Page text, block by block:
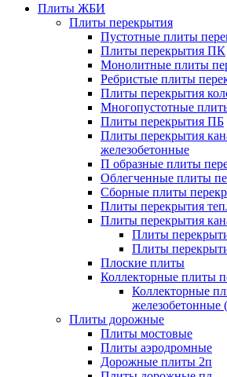
Плиты ЖБИ
Плиты перекрытия
Пустотные плиты
Плиты перекрытия ПК
Монолитные плиты
Ребристые плиты
Плиты перекрытия
Многопустотные
Плиты перекрытия ПБ
Плиты перекрытия
железобетонные
П образные плиты
Облегченные плиты
Сборные плиты
Плиты перекрытия
Плиты перекрытия
Плиты
Плиты
Плоские плиты
Коллекторные плиты
Коллекторные
железобетонные
Плиты дорожные
Плиты мостовые
Плиты аэродромные
Дорожные плиты 2п